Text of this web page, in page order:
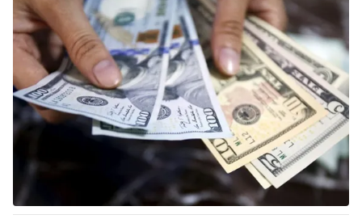
Khán giả
Giải sao mai
Âm nhạc
Sao
Du lịch
Làm đẹp
Chất lượng cuộc sống
Giáo dục
Tuyển sinh
Học trực tuyến
Công nghệ
Hitech Công nghệ tương lai
Sản phẩm
Thị trường
Tư vấn
Giao lưu trực tuyến
Lịch phát sóng